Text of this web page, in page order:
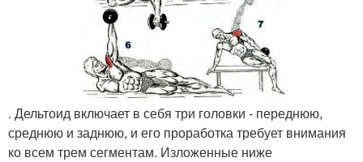
. Дельтоид включает в себя три головки - переднюю,
среднюю и заднюю, и его проработка требует внимания
ко всем трем сегментам. Изложенные ниже